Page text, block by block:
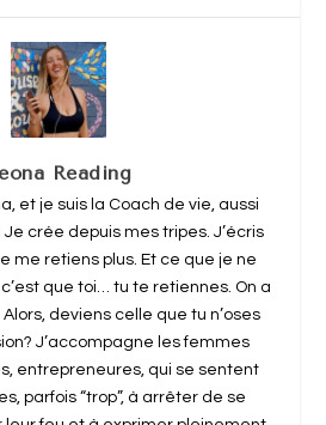
Reading
et je suis la Coach de vie, aussi
Je crée depuis mes tripes. J’écris
me retiens plus. Et ce que je ne
que toi… tu te retiennes. On a
deviens celle que tu n’oses
J’accompagne les femmes
entrepreneures, qui se sentent
parfois “trop”, à arrêter de se